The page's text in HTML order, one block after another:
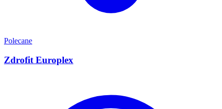
Polecane
Zdrofit Europlex